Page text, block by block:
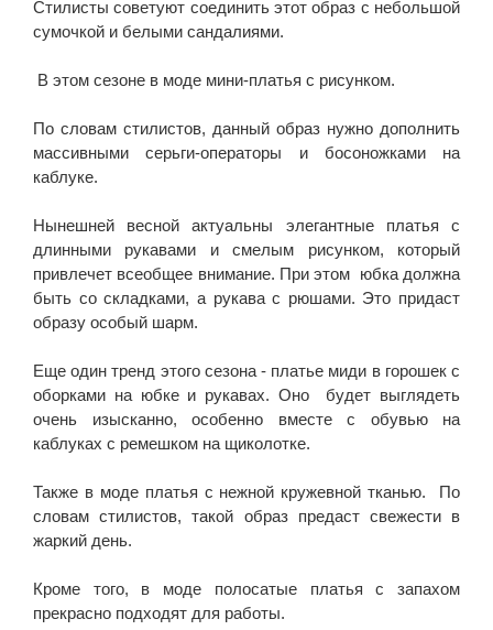
Стилисты советуют соединить этот образ с небольшой
сумочкой и белыми сандалиями.
В этом сезоне в моде мини-платья с рисунком.
По словам стилистов, данный образ нужно дополнить
массивными серьги-операторы и босоножками на
каблуке.
Нынешней весной актуальны элегантные платья с
длинными рукавами и смелым рисунком, который
привлечет всеобщее внимание. При этом юбка должна
быть со складками, а рукава с рюшами. Это придаст
образу особый шарм.
Еще один тренд этого сезона - платье миди в горошек с
оборками на юбке и рукавах. Оно будет выглядеть
очень изысканно, особенно вместе с обувью на
каблуках с ремешком на щиколотке.
Также в моде платья с нежной кружевной тканью. По
словам стилистов, такой образ предаст свежести в
жаркий день.
Кроме того, в моде полосатые платья с запахом
прекрасно подходят для работы.